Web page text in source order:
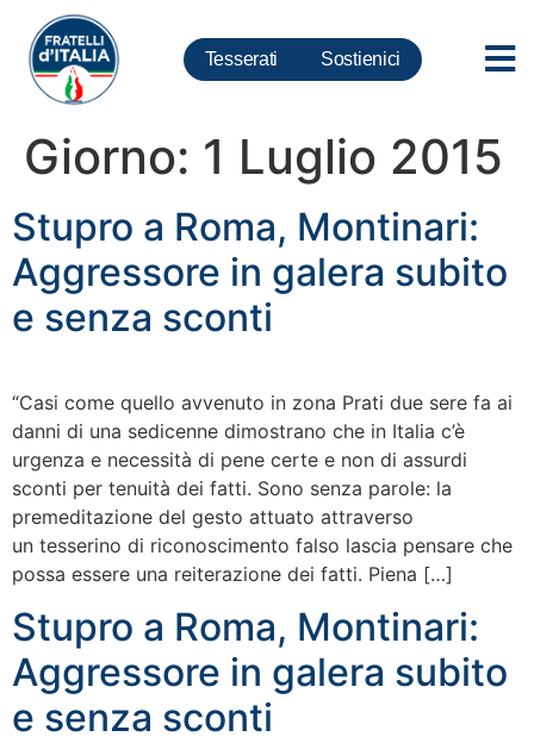
Tesserati Sostienici
Giorno: 1 Luglio 2015
Stupro a Roma, Montinari:
Aggressore in galera subito
e senza sconti
“Casi come quello avvenuto in zona Prati due sere fa ai
danni di una sedicenne dimostrano che in Italia c’è
urgenza e necessità di pene certe e non di assurdi
sconti per tenuità dei fatti. Sono senza parole: la
premeditazione del gesto attuato attraverso
un tesserino di riconoscimento falso lascia pensare che
possa essere una reiterazione dei fatti. Piena […]
Stupro a Roma, Montinari:
Aggressore in galera subito
e senza sconti